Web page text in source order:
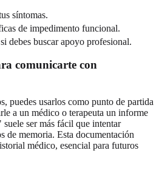
síntomas.
de impedimento funcional.
debes buscar apoyo profesional.
comunicarte con
puedes usarlos como punto de partida
a un médico o terapeuta un informe
ser más fácil que intentar
de memoria. Esta documentación
médico, esencial para futuros